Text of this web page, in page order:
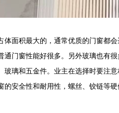
体面积最大的，通常优质的门窗都
通门窗性能好很多。另外玻璃也有
玻璃和五金件。业主在选择时要注
的安全性和耐用性，螺丝、铰链等硬